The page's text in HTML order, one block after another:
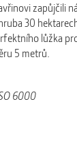
zapůjčili
30
lůžka
5 metrů.
SO